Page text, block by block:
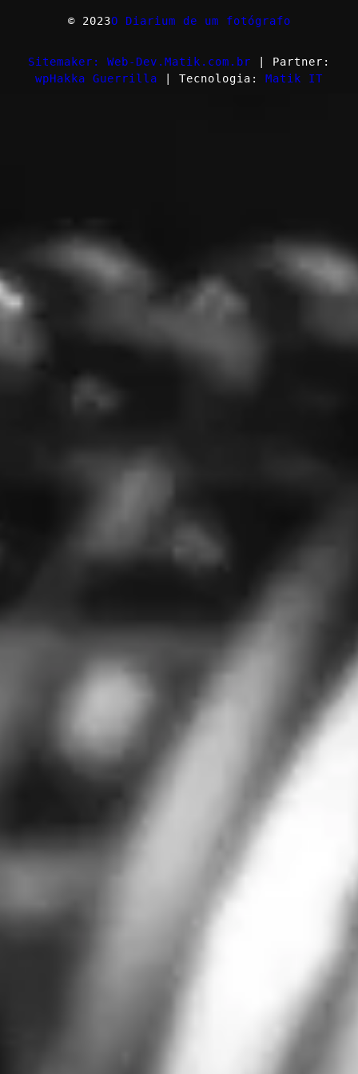
© 2023O Diarium de um fotógrafo
Sitemaker: Web-Dev.Matik.com.br | Partner:
wpHakka Guerrilla | Tecnologia: Matik IT